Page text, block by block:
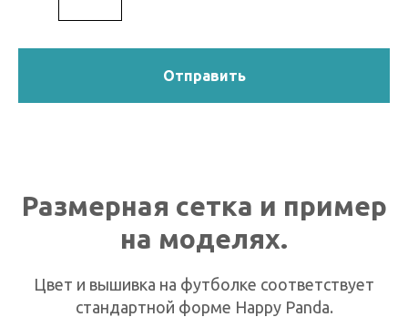
Отправить
Размерная сетка и пример
на моделях.
Цвет и вышивка на футболке соответствует
стандартной форме Happy Panda.